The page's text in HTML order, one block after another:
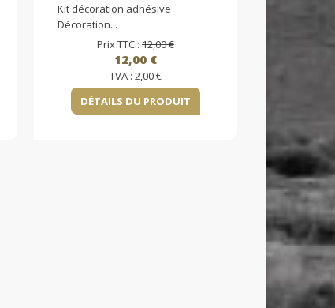
Kit décoration adhésive
Décoration...
Prix TTC :12,00 €
12,00 €
TVA :2,00 €
DÉTAILS DU PRODUIT